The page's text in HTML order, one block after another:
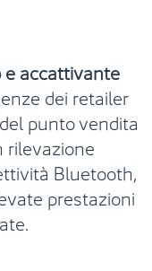
accattivante
dei retailer
punto vendita
rilevazione
Bluetooth,
prestazioni